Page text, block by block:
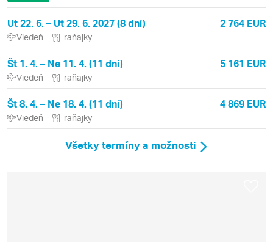
Ut 22. 6. – Ut 29. 6. 2027 (8 dní) 2 764 EUR
Viedeň raňajky
Št 1. 4. – Ne 11. 4. (11 dní) 5 161 EUR
Viedeň raňajky
Št 8. 4. – Ne 18. 4. (11 dní) 4 869 EUR
Viedeň raňajky
Všetky termíny a možnosti